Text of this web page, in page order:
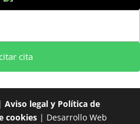
cita
| Aviso legal y Política de
cookies| Desarrollo Web